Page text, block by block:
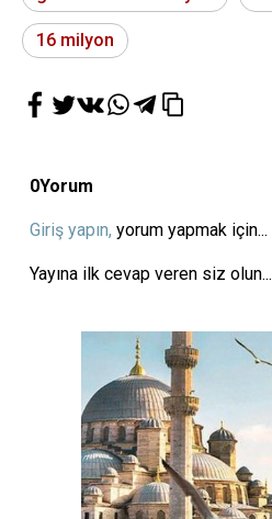
16 milyon
0Yorum
Giriş yapın, yorum yapmak için...
Yayına ilk cevap veren siz olun...